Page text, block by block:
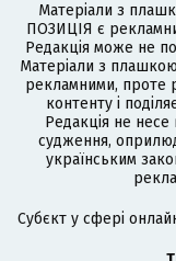
Матеріали з
ПОЗИЦІЯ є
Редакція може не
Матеріали з
рекламними, проте
контенту і
Редакція не несе
судження,
українським
Cубєкт у сфері